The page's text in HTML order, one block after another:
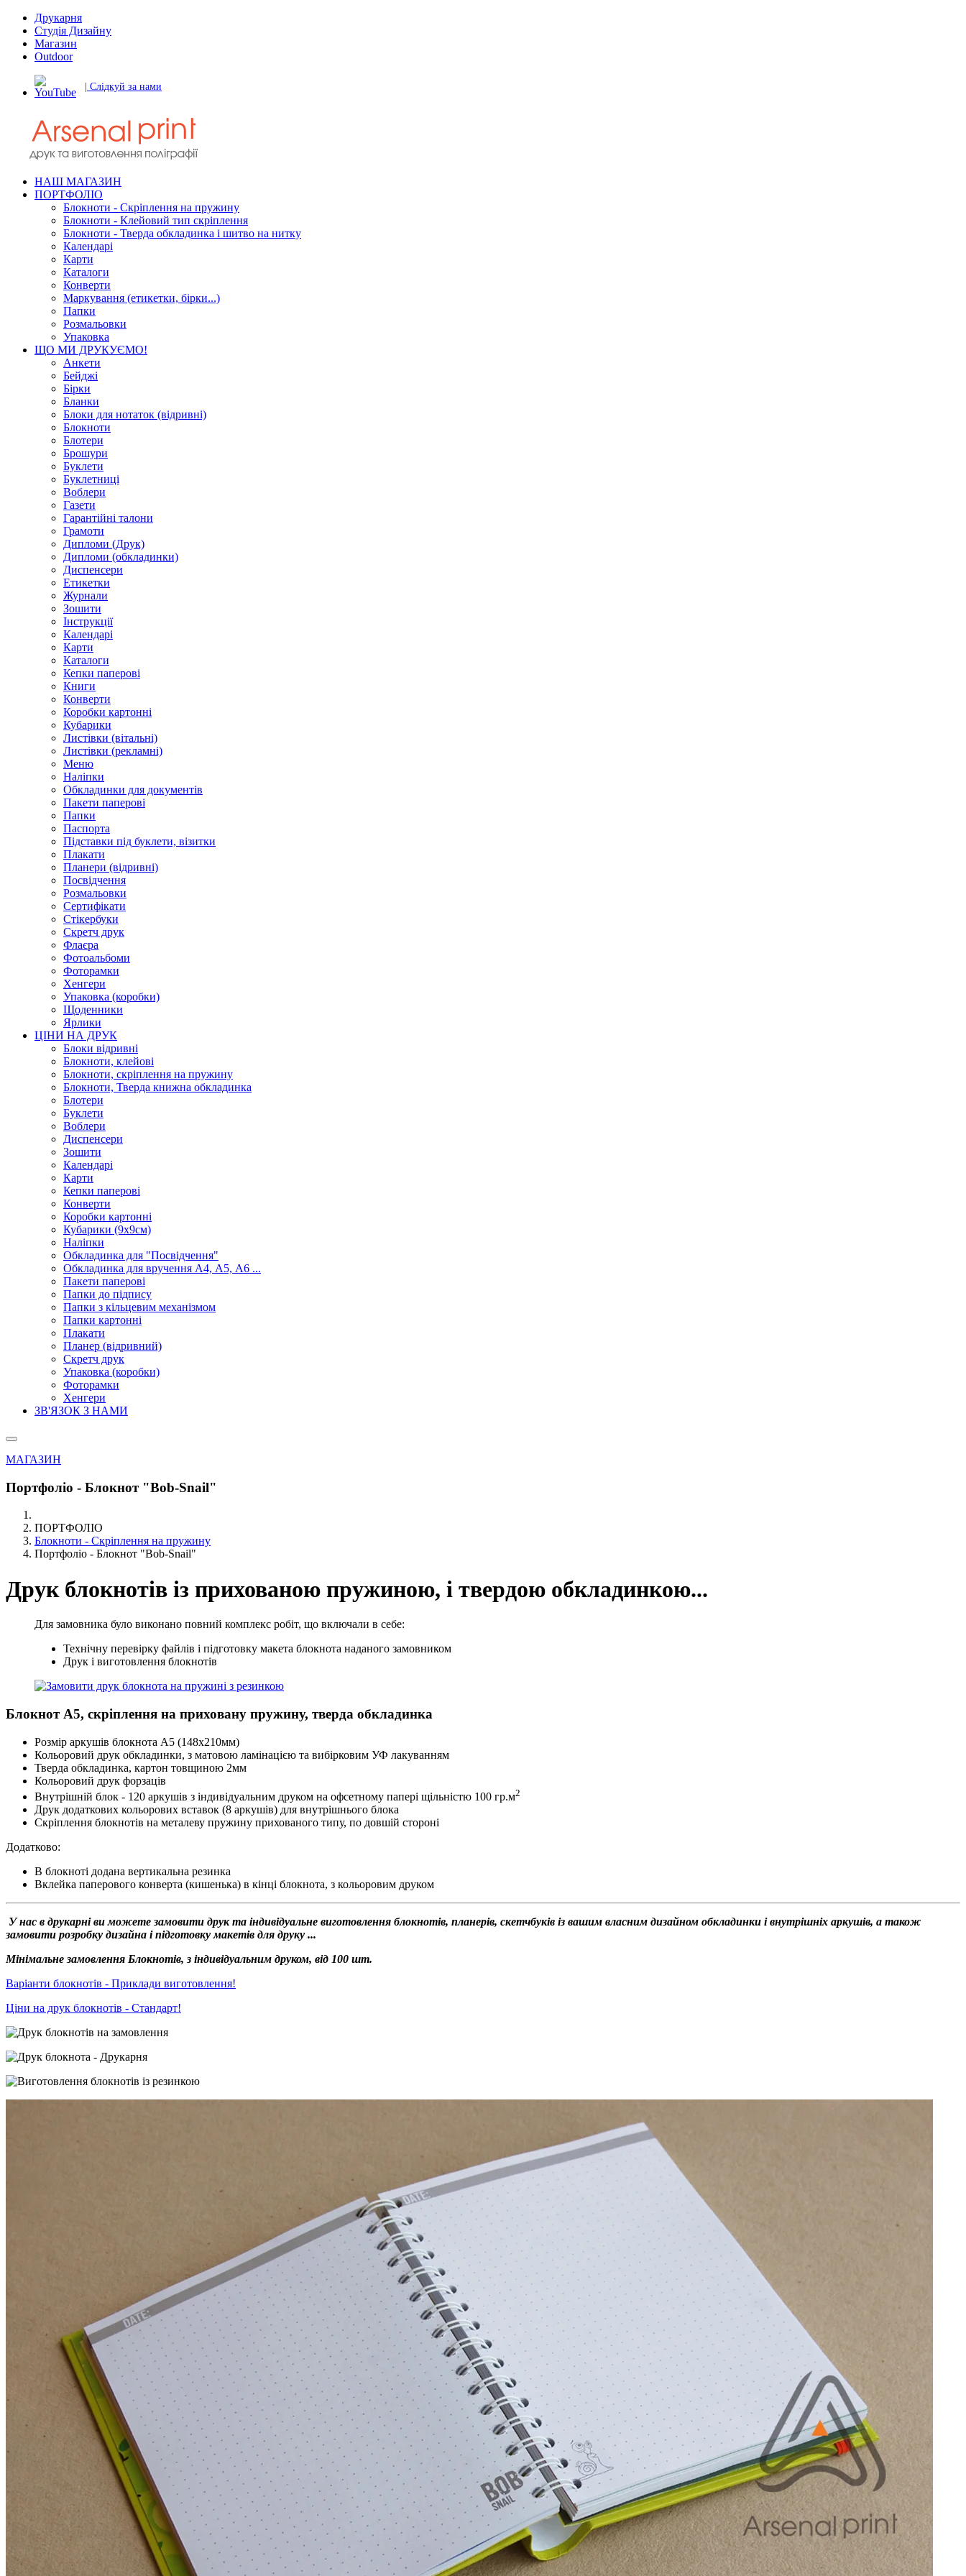
Друкарня
Студія Дизайну
Магазин
Outdoor
| Слідкуй за нами
НАШ МАГАЗИН
ПОРТФОЛІО
Блокноти - Скріплення на пружину
Блокноти - Клейовий тип скріплення
Блокноти - Тверда обкладинка і шитво на нитку
Календарі
Карти
Каталоги
Конверти
Маркування (етикетки, бірки...)
Папки
Розмальовки
Упаковка
ЩО МИ ДРУКУЄМО!
Анкети
Бейджі
Бірки
Бланки
Блоки для нотаток (відривні)
Блокноти
Блотери
Брошури
Буклети
Буклетниці
Воблери
Газети
Гарантійні талони
Грамоти
Дипломи (Друк)
Дипломи (обкладинки)
Диспенсери
Етикетки
Журнали
Зошити
Інструкції
Календарі
Карти
Каталоги
Кепки паперові
Книги
Конверти
Коробки картонні
Кубарики
Листівки (вітальні)
Листівки (рекламні)
Меню
Наліпки
Обкладинки для документів
Пакети паперові
Папки
Паспорта
Підставки під буклети, візитки
Плакати
Планери (відривні)
Посвідчення
Розмальовки
Сертифікати
Стікербуки
Скретч друк
Флаєра
Фотоальбоми
Фоторамки
Хенгери
Упаковка (коробки)
Щоденники
Ярлики
ЦІНИ НА ДРУК
Блоки відривні
Блокноти, клейові
Блокноти, скріплення на пружину
Блокноти, Тверда книжна обкладинка
Блотери
Буклети
Воблери
Диспенсери
Зошити
Календарі
Карти
Кепки паперові
Конверти
Коробки картонні
Кубарики (9х9см)
Наліпки
Обкладинка для "Посвідчення"
Обкладинка для вручення А4, А5, А6 ...
Пакети паперові
Папки до підпису
Папки з кільцевим механізмом
Папки картонні
Плакати
Планер (відривний)
Скретч друк
Упаковка (коробки)
Фоторамки
Хенгери
ЗВ'ЯЗОК З НАМИ
МАГАЗИН
Портфоліо - Блокнот "Bob-Snail"
ПОРТФОЛІО
Блокноти - Скріплення на пружину
Портфоліо - Блокнот "Bob-Snail"
Друк блокнотів із прихованою пружиною, і твердою обкладинкою...
Для замовника було виконано повний комплекс робіт, що включали в себе:
Технічну перевірку файлів і підготовку макета блокнота наданого замовником
Друк і виготовлення блокнотів
Блокнот А5, скріплення на приховану пружину, тверда обкладинка
Розмір аркушів блокнота А5 (148х210мм)
Кольоровий друк обкладинки, з матовою ламінацією та вибірковим УФ лакуванням
Тверда обкладинка, картон товщиною 2мм
Кольоровий друк форзаців
Внутрішній блок - 120 аркушів з індивідуальним друком на офсетному папері щільністю 100 гр.м2
Друк додаткових кольорових вставок (8 аркушів) для внутрішнього блока
Скріплення блокнотів на металеву пружину прихованого типу, по довшій стороні
Додатково:
В блокноті додана вертикальна резинка
Вклейка паперового конверта (кишенька) в кінці блокнота, з кольоровим друком
У нас в друкарні ви можете замовити друк та індивідуальне виготовлення блокнотів, планерів, скетчбуків із вашим власним дизайном обкладинки і внутрішніх аркушів, а також
замовити розробку дизайна і підготовку макетів для друку ...
Мінімальне замовлення Блокнотів, з індивідуальним друком, від 100 шт.
Варіанти блокнотів - Приклади виготовлення!
Ціни на друк блокнотів - Стандарт!